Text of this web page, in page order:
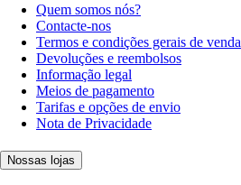
Quem somos nós?
Contacte-nos
Termos e condições gerais de venda
Devoluções e reembolsos
Informação legal
Meios de pagamento
Tarifas e opções de envio
Nota de Privacidade
Nossas lojas